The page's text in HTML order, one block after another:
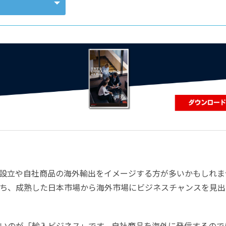
立や自社商品の海外輸出をイメージする方が多いかもしれ
、成熟した日本市場から海外市場にビジネスチャンスを見